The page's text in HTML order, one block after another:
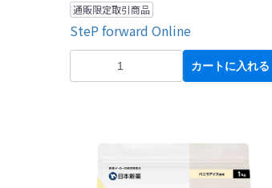
通販限定取引商品
SteP forward Online
カートに入れる